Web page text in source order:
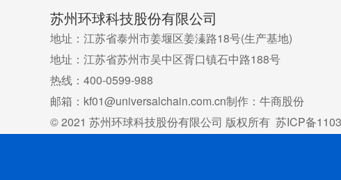
苏州环球科技股份有限公司
地址：江苏省泰州市姜堰区姜溱路18号(生产基地)
地址：江苏省苏州市吴中区胥口镇石中路188号
热线：400-0599-988
邮箱：kf01@universalchain.com.cn制作：牛商股份
© 2021 苏州环球科技股份有限公司 版权所有 苏ICP备